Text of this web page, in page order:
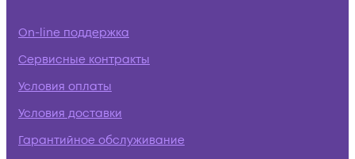
On-line поддержка
Сервисные контракты
Условия оплаты
Условия доставки
Гарантийное обслуживание